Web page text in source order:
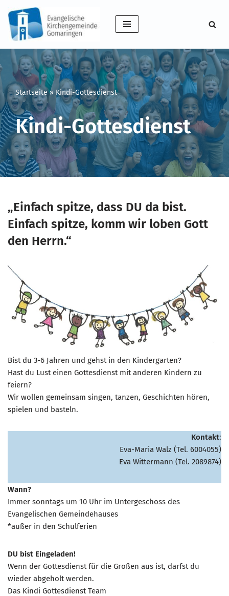
Zum
Inhalt
springen
Startseite» Kindi-Gottesdienst
Kindi-Gottesdienst
„Einfach spitze, dass DU da bist.
Einfach spitze, komm wir loben Gott
den Herrn.“
Bist du 3-6 Jahren und gehst in den Kindergarten?
Hast du Lust einen Gottesdienst mit anderen Kindern zu
feiern?
Wir wollen gemeinsam singen, tanzen, Geschichten hören,
spielen und basteln.
Kontakt:
Eva-Maria Walz (Tel. 6004055)
Eva Wittermann (Tel. 2089874)
Wann?
Immer sonntags um 10 Uhr im Untergeschoss des
Evangelischen Gemeindehauses
*außer in den Schulferien
DU bist Eingeladen!
Wenn der Gottesdienst für die Großen aus ist, darfst du
wieder abgeholt werden.
Das Kindi Gottesdienst Team